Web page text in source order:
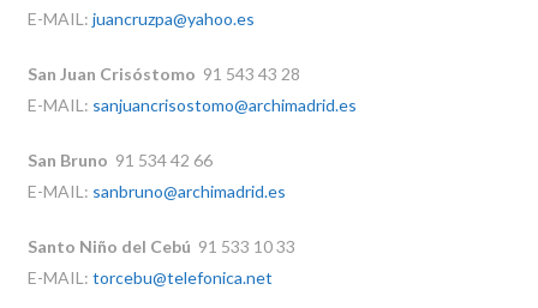
E-MAIL:juancruzpa@yahoo.es
San Juan Crisóstomo 91 543 43 28
E-MAIL: sanjuancrisostomo@archimadrid.es
San Bruno 91 534 42 66
E-MAIL: sanbruno@archimadrid.es
Santo Niño del Cebú 91 533 10 33
E-MAIL:torcebu@telefonica.net